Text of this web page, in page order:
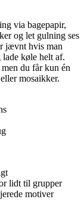
via bagepapir,
og let gulning ses
jævnt hvis man
lade køle helt af.
du får kun én
mosaikker.
lidt til grupper
motiver